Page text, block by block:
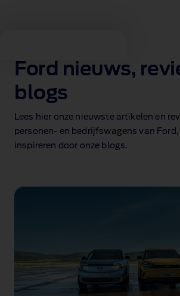
Ford nieuws,
blogs
Lees hier onze nieuwste artikelen en
personen‑ en bedrijfswagens van
inspireren door onze blogs.